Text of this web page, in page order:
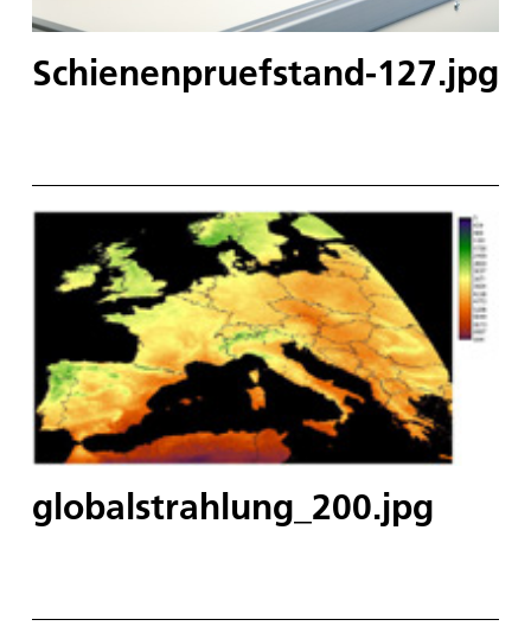
Schienenpruefstand-127.jpg
globalstrahlung_200.jpg